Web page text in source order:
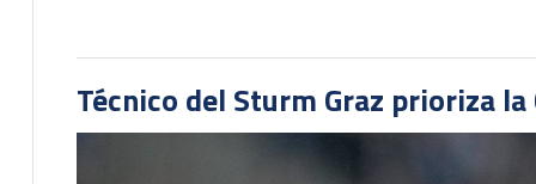
Técnico del Sturm Graz prioriza